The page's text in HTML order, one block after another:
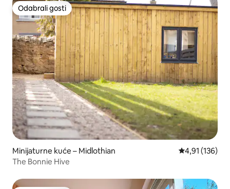
Odabrali gosti
Odabrali gosti
Minijaturne kuće – Midlothian Prosječna
4,91 (136)
The Bonnie Hive